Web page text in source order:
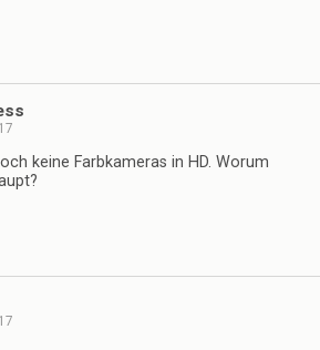
keine Farbkameras in HD. Worum